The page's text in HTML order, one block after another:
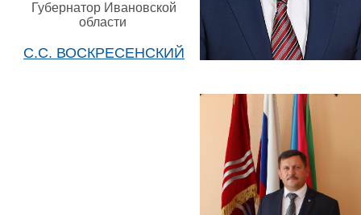
Губернатор Ивановской
области
С.С. ВОСКРЕСЕНСКИЙ